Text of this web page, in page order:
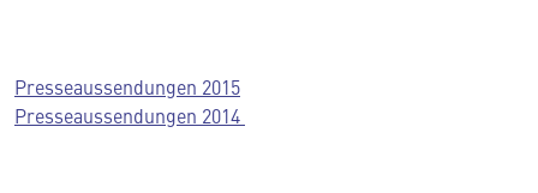
Presseaussendungen 2015
Presseaussendungen 2014